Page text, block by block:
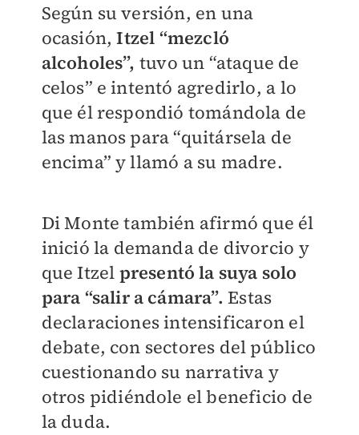
Según su versión, en una
ocasión,Itzel “mezcló
alcoholes”, tuvo un “ataque de
celos” e intentó agredirlo, a lo
que él respondió tomándola de
las manos para “quitársela de
encima” y llamó a su madre.
Di Monte también afirmó que él
inició la demanda de divorcio y
que Itzel presentó la suya solo
para “salir a cámara”. Estas
declaraciones intensificaron el
debate, con sectores del público
cuestionando su narrativa y
otros pidiéndole el beneficio de
la duda.